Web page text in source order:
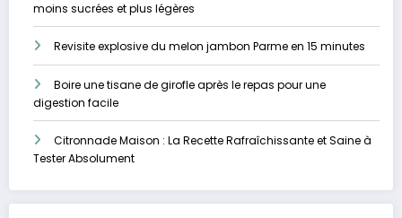
moins sucrées et plus légères
Revisite explosive du melon jambon Parme en 15 minutes
Boire une tisane de girofle après le repas pour une
digestion facile
Citronnade Maison : La Recette Rafraîchissante et Saine à
Tester Absolument